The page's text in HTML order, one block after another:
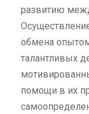
развитию
обмена
талантливых
помощи в их